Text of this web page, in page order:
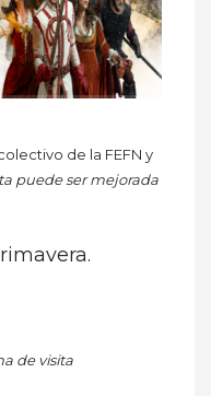
de la FEFN y
puede ser mejorada
de visita